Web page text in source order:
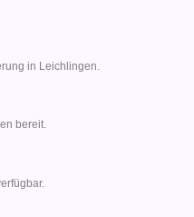
in Leichlingen.
bereit.